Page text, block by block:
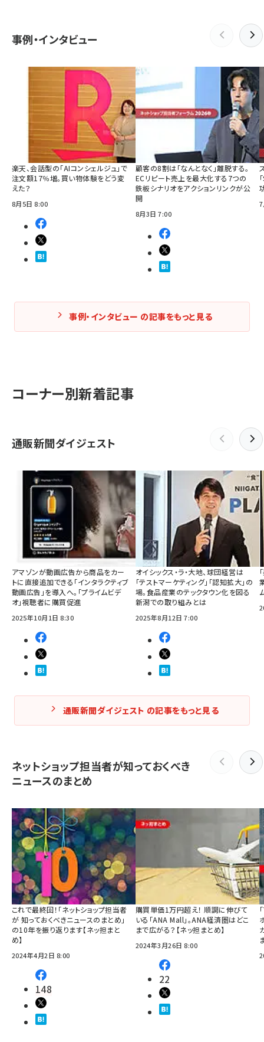
事例・インタビュー
楽天、会話型の「AIコンシェルジュ」で
注文額17％増。買い物体験をどう変
えた？
8月5日 8:00
顧客の8割は「なんとなく」離脱する。
ECリピート売上を最大化する7つの
鉄板シナリオをアクションリンクが公
開
8月3日 7:00
事例・インタビュー の記事をもっと見る
コーナー別新着記事
通販新聞ダイジェスト
アマゾンが動画広告から商品をカー
トに直接追加できる「インタラクティブ
動画広告」を導入へ。「プライムビデ
オ」視聴者に購買促進
2025年10月1日 8:30
オイシックス・ラ・大地、球団経営は
「テストマーケティング」「認知拡大」の
場。食品産業のテックタウン化を図る
新潟での取り組みとは
2025年8月12日 7:00
通販新聞ダイジェスト の記事をもっと見る
ネットショップ担当者が知っておくべき
ニュースのまとめ
これで最終回！「ネットショップ担当者
が 知っておくべきニュースのまとめ」
の10年を振り返ります【ネッ担まと
め】
2024年4月2日 8:00
148
購買単価1万円超え！ 順調に伸びて
いる「ANA Mall」。ANA経済圏はどこ
まで広がる？【ネッ担まとめ】
2024年3月26日 8:00
22